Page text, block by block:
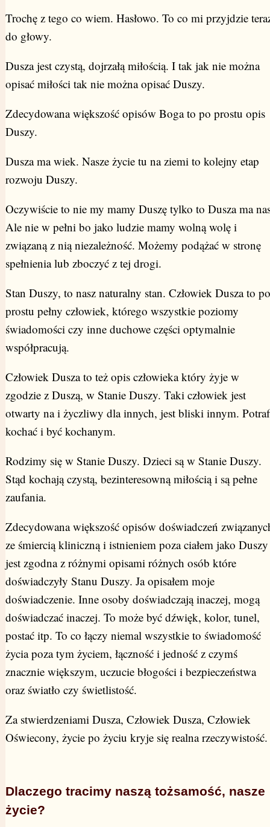
Trochę z tego co wiem. Hasłowo. To co mi przyjdzie
do głowy.
Dusza jest czystą, dojrzałą miłością. I tak jak nie można
opisać miłości tak nie można opisać Duszy.
Zdecydowana większość opisów Boga to po prostu opis
Duszy.
Dusza ma wiek. Nasze życie tu na ziemi to kolejny etap
rozwoju Duszy.
Oczywiście to nie my mamy Duszę tylko to Dusza ma
Ale nie w pełni bo jako ludzie mamy wolną wolę i
związaną z nią niezależność. Możemy podążać w stronę
spełnienia lub zboczyć z tej drogi.
Stan Duszy, to nasz naturalny stan. Człowiek Dusza to po
prostu pełny człowiek, którego wszystkie poziomy
świadomości czy inne duchowe części optymalnie
współpracują.
Człowiek Dusza to też opis człowieka który żyje w
zgodzie z Duszą, w Stanie Duszy. Taki człowiek jest
otwarty na i życzliwy dla innych, jest bliski innym.
kochać i być kochanym.
Rodzimy się w Stanie Duszy. Dzieci są w Stanie Duszy.
Stąd kochają czystą, bezinteresowną miłością i są pełne
zaufania.
Zdecydowana większość opisów doświadczeń
ze śmiercią kliniczną i istnieniem poza ciałem jako Duszy
jest zgodna z różnymi opisami różnych osób które
doświadczyły Stanu Duszy. Ja opisałem moje
doświadczenie. Inne osoby doświadczają inaczej, mogą
doświadczać inaczej. To może być dźwięk, kolor, tunel,
postać itp. To co łączy niemal wszystkie to świadomość
życia poza tym życiem, łączność i jedność z czymś
znacznie większym, uczucie błogości i bezpieczeństwa
oraz światło czy świetlistość.
Za stwierdzeniami Dusza, Człowiek Dusza, Człowiek
Oświecony, życie po życiu kryje się realna rzeczywistość.
Dlaczego tracimy naszą tożsamość, nasze
życie?